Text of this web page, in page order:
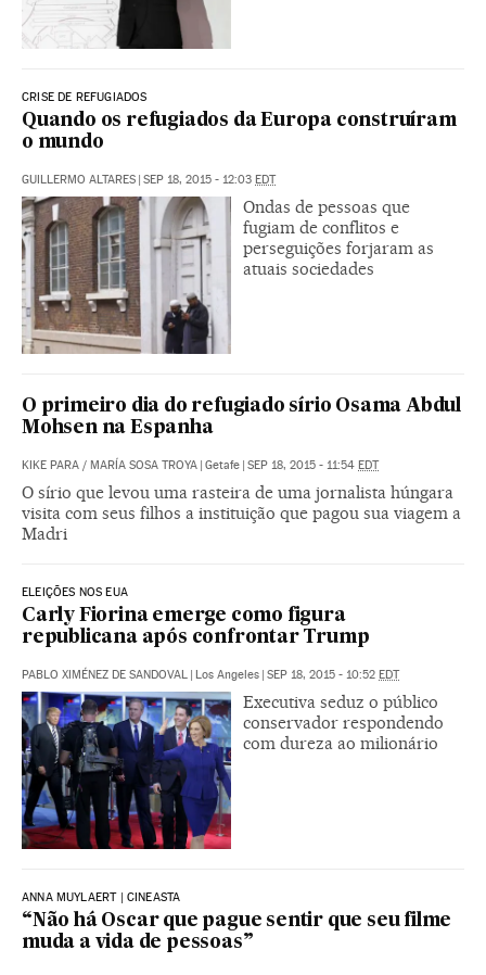
CRISE DE REFUGIADOS
Quando os refugiados da Europa construíram
o mundo
GUILLERMO ALTARES | SEP 18, 2015 - 12:03 EDT
Ondas de pessoas que
fugiam de conflitos e
perseguições forjaram as
atuais sociedades
O primeiro dia do refugiado sírio Osama Abdul
Mohsen na Espanha
KIKE PARA / MARÍA SOSA TROYA | Getafe | SEP 18, 2015 - 11:54 EDT
O sírio que levou uma rasteira de uma jornalista húngara
visita com seus filhos a instituição que pagou sua viagem a
Madri
ELEIÇÕES NOS EUA
Carly Fiorina emerge como figura
republicana após confrontar Trump
PABLO XIMÉNEZ DE SANDOVAL | Los Angeles | SEP 18, 2015 - 10:52 EDT
Executiva seduz o público
conservador respondendo
com dureza ao milionário
ANNA MUYLAERT | CINEASTA
“Não há Oscar que pague sentir que seu filme
muda a vida de pessoas”